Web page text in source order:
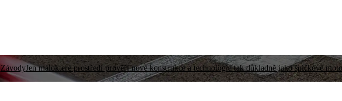
ZávodyJen málokteré prostředí prověří nové konstrukce a technologie tak důkladně jako špičkové